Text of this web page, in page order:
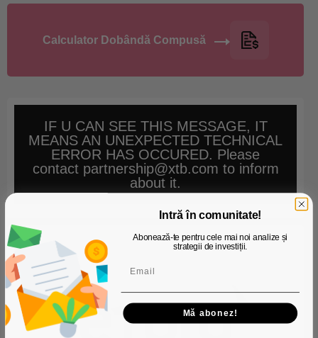
Calculator Dobândă Compusă
IF U CAN SEE THIS MESSAGE, IT
MEANS AN UNEXPECTED TECHNICAL
ERROR HAS OCCURED. Please
contact partnership@xtb.com to inform
about it.
Intră în comunitate!
Abonează-te pentru cele mai noi analize și
strategii de investiții.
Mă abonez!